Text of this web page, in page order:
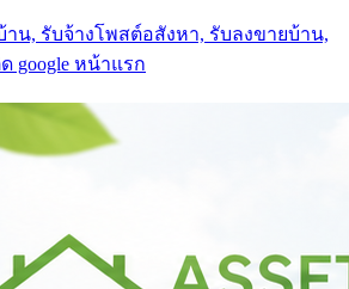
าน, รับจ้างโพสต์อสังหา, รับลงขายบ้าน,
google หน้าแรก